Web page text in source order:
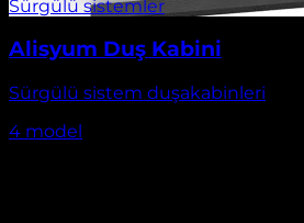
Alisyum Duş Kabini
Sürgülü sistem duşakabinleri
4 model